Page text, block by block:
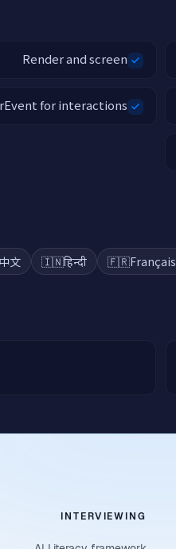
Render and screen
for interactions
🇫🇷Français
🇮🇳हिन्दी
中文
INTERVIEWING